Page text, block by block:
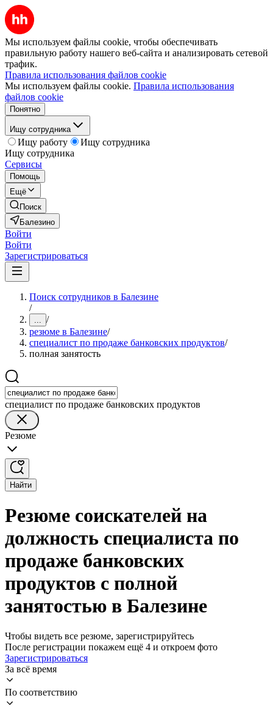
Мы используем файлы cookie, чтобы обеспечивать
правильную работу нашего веб-сайта и анализировать сетевой
трафик.
Правила использования файлов cookie
Мы используем файлы cookie. Правила использования
файлов cookie
Понятно
Ищу сотрудника
Ищу работу
Ищу сотрудника
Ищу сотрудника
Сервисы
Помощь
Ещё
Поиск
Балезино
Войти
Войти
Зарегистрироваться
Поиск сотрудников в Балезине
/
... /
резюме в Балезине/
специалист по продаже банковских продуктов/
полная занятость
специалист по продаже банковских продуктов
Резюме
Найти
Резюме соискателей на
должность специалиста по
продаже банковских
продуктов с полной
занятостью в Балезине
Чтобы видеть все резюме, зарегистрируйтесь
После регистрации покажем ещё 4 и откроем фото
Зарегистрироваться
За всё время
По соответствию